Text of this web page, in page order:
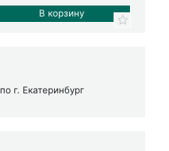
по г. Екатеринбург